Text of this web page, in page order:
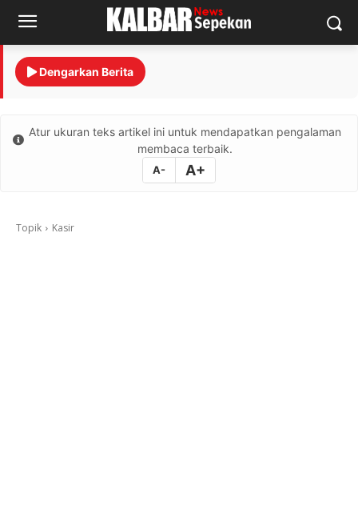
Dengarkan Berita
Atur ukuran teks artikel ini untuk mendapatkan pengalaman
membaca terbaik.
A- A+
Topik Kasir